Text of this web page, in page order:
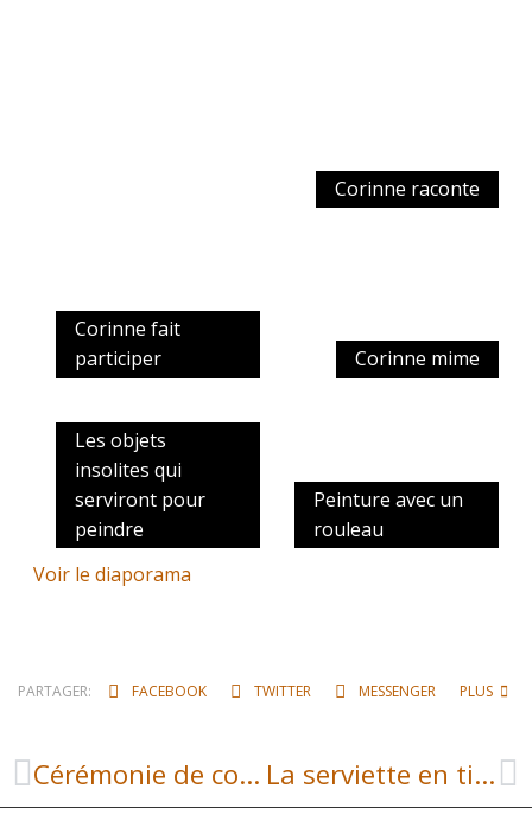
Corinne raconte
Corinne fait
participer
Corinne mime
Les objets
insolites qui
serviront pour
peindre
Peinture avec un
rouleau
Voir le diaporama
PARTAGER: FACEBOOK TWITTER MESSENGER PLUS
Cérémonie de commémoration du 8 Mai 1945 La serviette en tissu est de retour à la cantine !